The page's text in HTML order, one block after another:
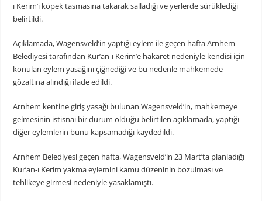
ı Kerim’i köpek tasmasına takarak salladığı ve yerlerde sürüklediği
belirtildi.
Açıklamada, Wagensveld’in yaptığı eylem ile geçen hafta Arnhem
Belediyesi tarafından Kur’an-ı Kerim’e hakaret nedeniyle kendisi için
konulan eylem yasağını çiğnediği ve bu nedenle mahkemede
gözaltına alındığı ifade edildi.
Arnhem kentine giriş yasağı bulunan Wagensveld’in, mahkemeye
gelmesinin istisnai bir durum olduğu belirtilen açıklamada, yaptığı
diğer eylemlerin bunu kapsamadığı kaydedildi.
Arnhem Belediyesi geçen hafta, Wagensveld’in 23 Mart’ta planladığı
Kur’an-ı Kerim yakma eylemini kamu düzeninin bozulması ve
tehlikeye girmesi nedeniyle yasaklamıştı.